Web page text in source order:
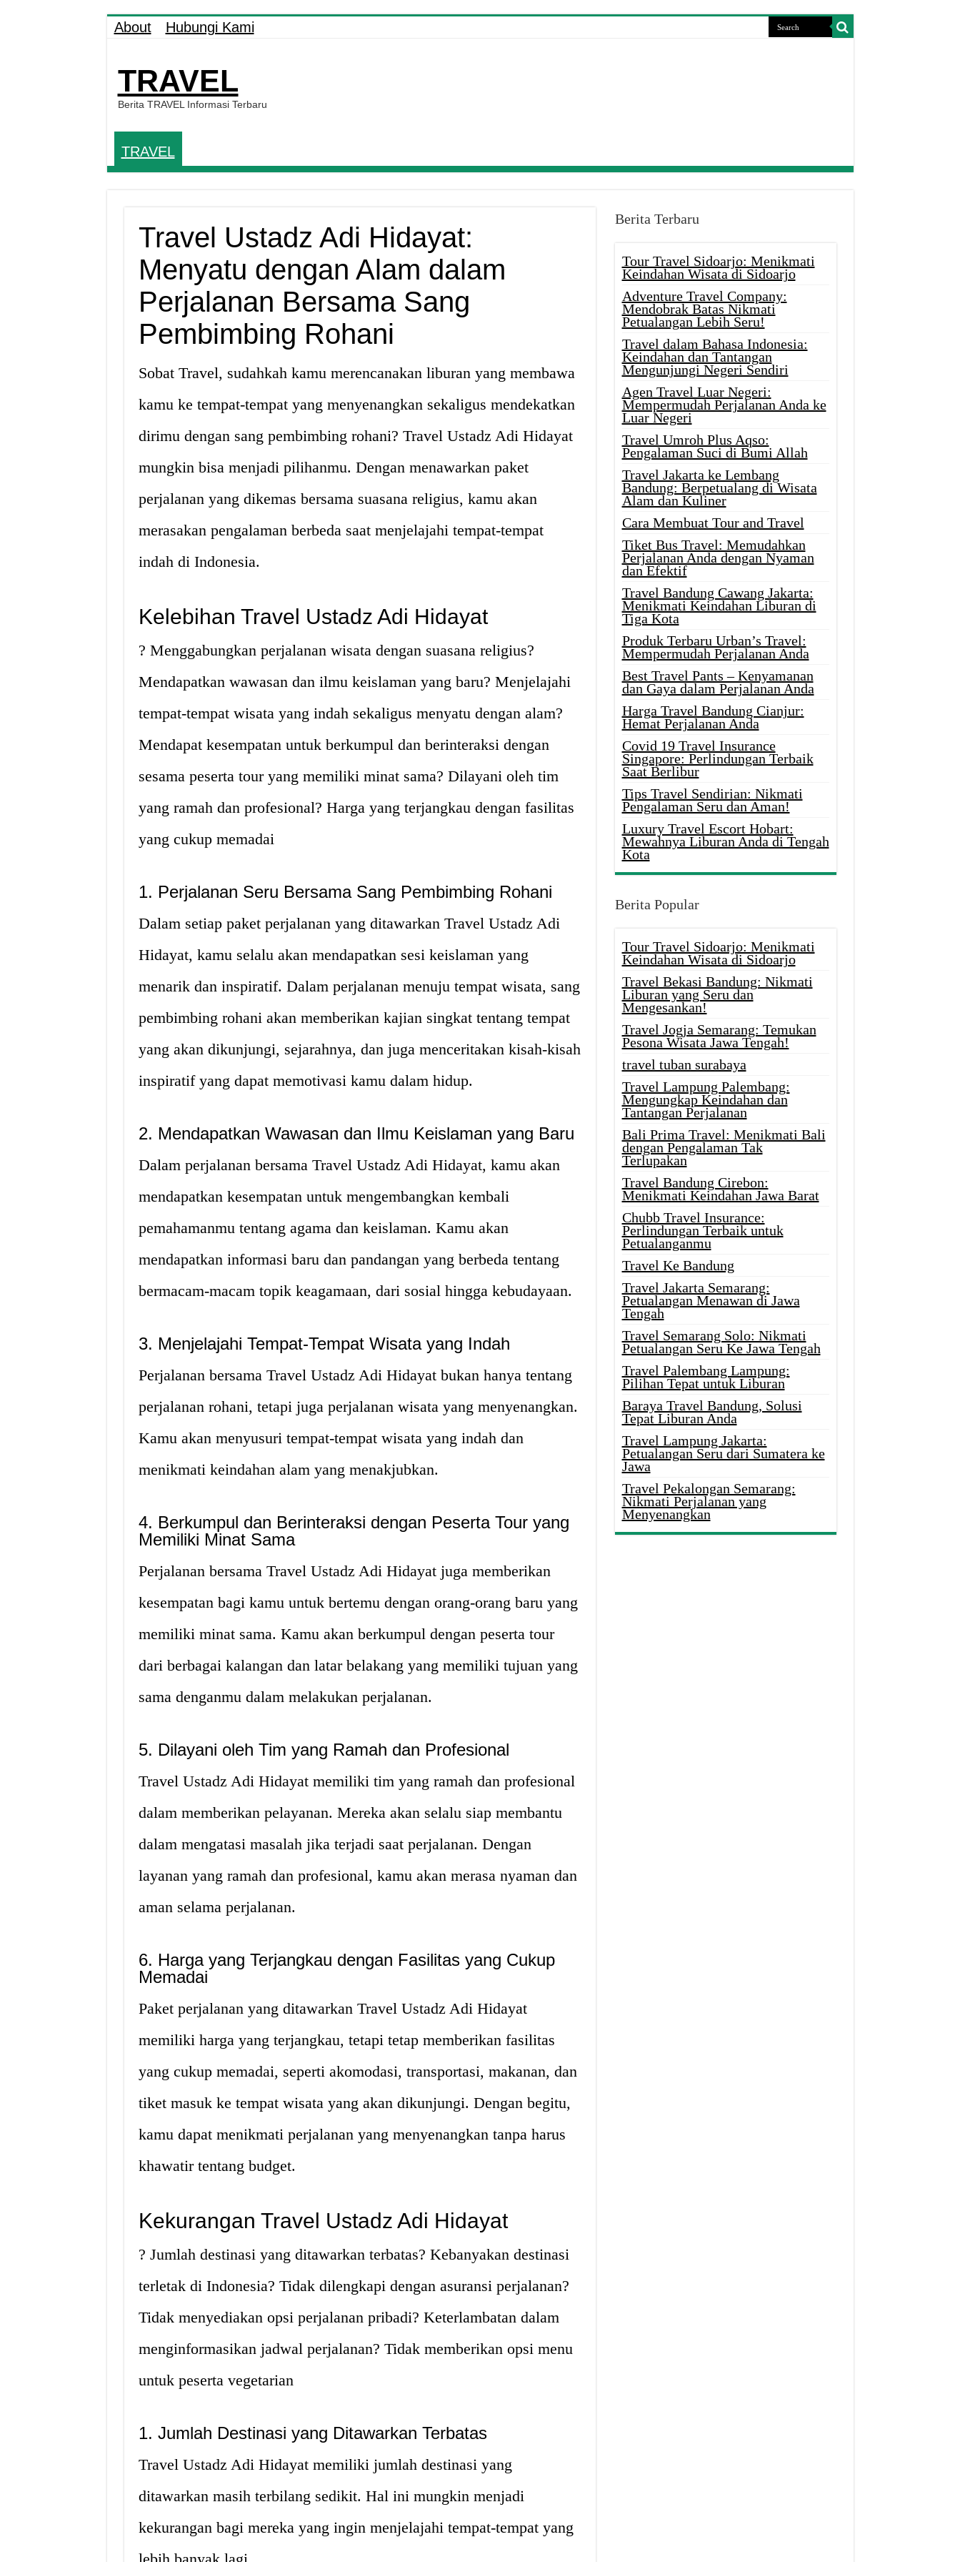
About Hubungi Kami
TRAVEL
Berita TRAVEL Informasi Terbaru
TRAVEL
Travel Ustadz Adi Hidayat:
Menyatu dengan Alam dalam
Perjalanan Bersama Sang
Pembimbing Rohani
Sobat Travel, sudahkah kamu merencanakan liburan yang membawa
kamu ke tempat-tempat yang menyenangkan sekaligus mendekatkan
dirimu dengan sang pembimbing rohani? Travel Ustadz Adi Hidayat
mungkin bisa menjadi pilihanmu. Dengan menawarkan paket
perjalanan yang dikemas bersama suasana religius, kamu akan
merasakan pengalaman berbeda saat menjelajahi tempat-tempat
indah di Indonesia.
Kelebihan Travel Ustadz Adi Hidayat
? Menggabungkan perjalanan wisata dengan suasana religius?
Mendapatkan wawasan dan ilmu keislaman yang baru? Menjelajahi
tempat-tempat wisata yang indah sekaligus menyatu dengan alam?
Mendapat kesempatan untuk berkumpul dan berinteraksi dengan
sesama peserta tour yang memiliki minat sama? Dilayani oleh tim
yang ramah dan profesional? Harga yang terjangkau dengan fasilitas
yang cukup memadai
1. Perjalanan Seru Bersama Sang Pembimbing Rohani
Dalam setiap paket perjalanan yang ditawarkan Travel Ustadz Adi
Hidayat, kamu selalu akan mendapatkan sesi keislaman yang
menarik dan inspiratif. Dalam perjalanan menuju tempat wisata, sang
pembimbing rohani akan memberikan kajian singkat tentang tempat
yang akan dikunjungi, sejarahnya, dan juga menceritakan kisah-kisah
inspiratif yang dapat memotivasi kamu dalam hidup.
2. Mendapatkan Wawasan dan Ilmu Keislaman yang Baru
Dalam perjalanan bersama Travel Ustadz Adi Hidayat, kamu akan
mendapatkan kesempatan untuk mengembangkan kembali
pemahamanmu tentang agama dan keislaman. Kamu akan
mendapatkan informasi baru dan pandangan yang berbeda tentang
bermacam-macam topik keagamaan, dari sosial hingga kebudayaan.
3. Menjelajahi Tempat-Tempat Wisata yang Indah
Perjalanan bersama Travel Ustadz Adi Hidayat bukan hanya tentang
perjalanan rohani, tetapi juga perjalanan wisata yang menyenangkan.
Kamu akan menyusuri tempat-tempat wisata yang indah dan
menikmati keindahan alam yang menakjubkan.
4. Berkumpul dan Berinteraksi dengan Peserta Tour yang
Memiliki Minat Sama
Perjalanan bersama Travel Ustadz Adi Hidayat juga memberikan
kesempatan bagi kamu untuk bertemu dengan orang-orang baru yang
memiliki minat sama. Kamu akan berkumpul dengan peserta tour
dari berbagai kalangan dan latar belakang yang memiliki tujuan yang
sama denganmu dalam melakukan perjalanan.
5. Dilayani oleh Tim yang Ramah dan Profesional
Travel Ustadz Adi Hidayat memiliki tim yang ramah dan profesional
dalam memberikan pelayanan. Mereka akan selalu siap membantu
dalam mengatasi masalah jika terjadi saat perjalanan. Dengan
layanan yang ramah dan profesional, kamu akan merasa nyaman dan
aman selama perjalanan.
6. Harga yang Terjangkau dengan Fasilitas yang Cukup
Memadai
Paket perjalanan yang ditawarkan Travel Ustadz Adi Hidayat
memiliki harga yang terjangkau, tetapi tetap memberikan fasilitas
yang cukup memadai, seperti akomodasi, transportasi, makanan, dan
tiket masuk ke tempat wisata yang akan dikunjungi. Dengan begitu,
kamu dapat menikmati perjalanan yang menyenangkan tanpa harus
khawatir tentang budget.
Kekurangan Travel Ustadz Adi Hidayat
? Jumlah destinasi yang ditawarkan terbatas? Kebanyakan destinasi
terletak di Indonesia? Tidak dilengkapi dengan asuransi perjalanan?
Tidak menyediakan opsi perjalanan pribadi? Keterlambatan dalam
menginformasikan jadwal perjalanan? Tidak memberikan opsi menu
untuk peserta vegetarian
1. Jumlah Destinasi yang Ditawarkan Terbatas
Travel Ustadz Adi Hidayat memiliki jumlah destinasi yang
ditawarkan masih terbilang sedikit. Hal ini mungkin menjadi
kekurangan bagi mereka yang ingin menjelajahi tempat-tempat yang
Berita Terbaru
Tour Travel Sidoarjo: Menikmati
Keindahan Wisata di Sidoarjo
Adventure Travel Company:
Mendobrak Batas Nikmati
Petualangan Lebih Seru!
Travel dalam Bahasa Indonesia:
Keindahan dan Tantangan
Mengunjungi Negeri Sendiri
Agen Travel Luar Negeri:
Mempermudah Perjalanan Anda ke
Luar Negeri
Travel Umroh Plus Aqso:
Pengalaman Suci di Bumi Allah
Travel Jakarta ke Lembang
Bandung: Berpetualang di Wisata
Alam dan Kuliner
Cara Membuat Tour and Travel
Tiket Bus Travel: Memudahkan
Perjalanan Anda dengan Nyaman
dan Efektif
Travel Bandung Cawang Jakarta:
Menikmati Keindahan Liburan di
Tiga Kota
Produk Terbaru Urban’s Travel:
Mempermudah Perjalanan Anda
Best Travel Pants – Kenyamanan
dan Gaya dalam Perjalanan Anda
Harga Travel Bandung Cianjur:
Hemat Perjalanan Anda
Covid 19 Travel Insurance
Singapore: Perlindungan Terbaik
Saat Berlibur
Tips Travel Sendirian: Nikmati
Pengalaman Seru dan Aman!
Luxury Travel Escort Hobart:
Mewahnya Liburan Anda di Tengah
Kota
Berita Popular
Tour Travel Sidoarjo: Menikmati
Keindahan Wisata di Sidoarjo
Travel Bekasi Bandung: Nikmati
Liburan yang Seru dan
Mengesankan!
Travel Jogja Semarang: Temukan
Pesona Wisata Jawa Tengah!
travel tuban surabaya
Travel Lampung Palembang:
Mengungkap Keindahan dan
Tantangan Perjalanan
Bali Prima Travel: Menikmati Bali
dengan Pengalaman Tak
Terlupakan
Travel Bandung Cirebon:
Menikmati Keindahan Jawa Barat
Chubb Travel Insurance:
Perlindungan Terbaik untuk
Petualanganmu
Travel Ke Bandung
Travel Jakarta Semarang:
Petualangan Menawan di Jawa
Tengah
Travel Semarang Solo: Nikmati
Petualangan Seru Ke Jawa Tengah
Travel Palembang Lampung:
Pilihan Tepat untuk Liburan
Baraya Travel Bandung, Solusi
Tepat Liburan Anda
Travel Lampung Jakarta:
Petualangan Seru dari Sumatera ke
Jawa
Travel Pekalongan Semarang:
Nikmati Perjalanan yang
Menyenangkan